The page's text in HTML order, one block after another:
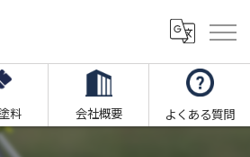
料 会社概要 よくある質問